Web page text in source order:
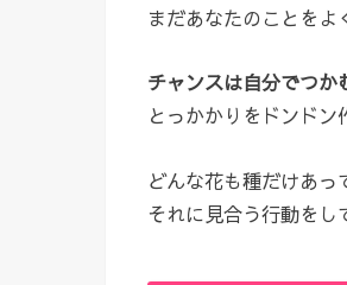
まだあなたのことをよ
チャンスは自分でつか
とっかかりをドンドン
どんな花も種だけあっ
それに見合う行動をし